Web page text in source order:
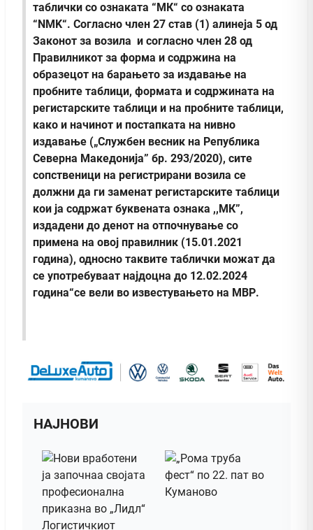
таблички со ознаката “МК“ со ознаката
“NMK“. Согласно член 27 став (1) алинеја 5 од
Законот за возила и согласно член 28 од
Правилникот за форма и содржина на
образецот на барањето за издавање на
пробните таблици, формата и содржината на
регистарските таблици и на пробните таблици,
како и начинот и постапката на нивно
издавање („Службен весник на Република
Северна Македонија” бр. 293/2020), сите
сопственици на регистрирани возила се
должни да ги заменат регистарските таблици
кои ја содржат буквената ознака ,,МК”,
издадени до денот на отпочнување со
примена на овој правилник (15.01.2021
година), односно таквите таблички можат да
се употребуваат најдоцна до 12.02.2024
година“се вели во известувањето на МВР.
НАЈНОВИ